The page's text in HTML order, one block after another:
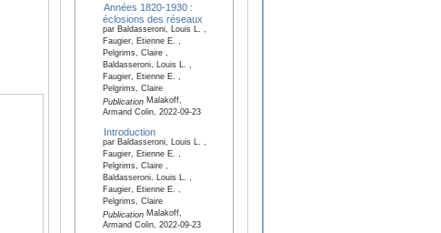
Années 1820-1930 :
éclosions des réseaux
par Baldasseroni, Louis L. ,
Faugier, Etienne E. ,
Pelgrims, Claire ,
Baldasseroni, Louis L. ,
Faugier, Etienne E. ,
Pelgrims, Claire
PublicationMalakoff,
Armand Colin, 2022-09-23
Introduction
par Baldasseroni, Louis L. ,
Faugier, Etienne E. ,
Pelgrims, Claire ,
Baldasseroni, Louis L. ,
Faugier, Etienne E. ,
Pelgrims, Claire
PublicationMalakoff,
Armand Colin, 2022-09-23